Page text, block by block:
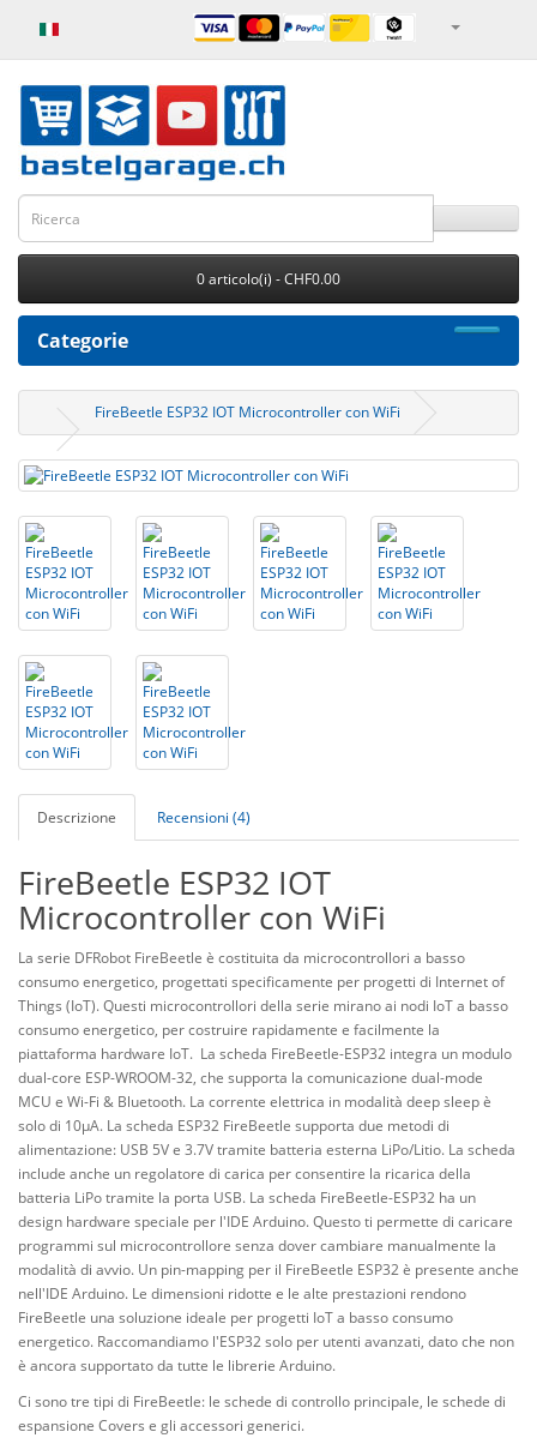
0 articolo(i) - CHF0.00
Categorie
FireBeetle ESP32 IOT Microcontroller con WiFi
Descrizione Recensioni (4)
FireBeetle ESP32 IOT
Microcontroller con WiFi
La serie DFRobot FireBeetle è costituita da microcontrollori a basso
consumo energetico, progettati specificamente per progetti di Internet of
Things (IoT). Questi microcontrollori della serie mirano ai nodi IoT a basso
consumo energetico, per costruire rapidamente e facilmente la
piattaforma hardware IoT. La scheda FireBeetle-ESP32 integra un modulo
dual-core ESP-WROOM-32, che supporta la comunicazione dual-mode
MCU e Wi-Fi & Bluetooth. La corrente elettrica in modalità deep sleep è
solo di 10μA. La scheda ESP32 FireBeetle supporta due metodi di
alimentazione: USB 5V e 3.7V tramite batteria esterna LiPo/Litio. La scheda
include anche un regolatore di carica per consentire la ricarica della
batteria LiPo tramite la porta USB. La scheda FireBeetle-ESP32 ha un
design hardware speciale per l'IDE Arduino. Questo ti permette di caricare
programmi sul microcontrollore senza dover cambiare manualmente la
modalità di avvio. Un pin-mapping per il FireBeetle ESP32 è presente anche
nell'IDE Arduino. Le dimensioni ridotte e le alte prestazioni rendono
FireBeetle una soluzione ideale per progetti IoT a basso consumo
energetico. Raccomandiamo l'ESP32 solo per utenti avanzati, dato che non
è ancora supportato da tutte le librerie Arduino.
Ci sono tre tipi di FireBeetle: le schede di controllo principale, le schede di
espansione Covers e gli accessori generici.